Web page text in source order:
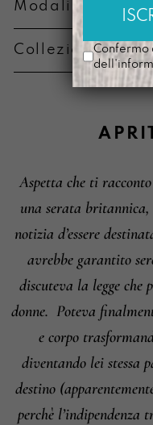
Modalità di
Metodi di
Informazioni su
Collezione di
Aspetta che ti
una serata
notizia d’essere
avrebbe garantito
discuteva la legge che
donne. Poteva
e corpo
diventando lei stessa
destino
perchè l’indipendenza
Confermo